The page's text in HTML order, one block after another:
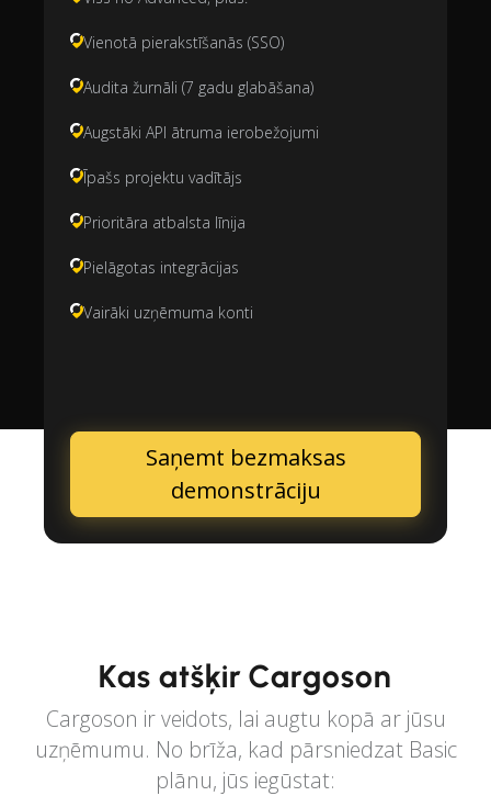
Vienotā pierakstīšanās (SSO)
Audita žurnāli (7 gadu glabāšana)
Augstāki API ātruma ierobežojumi
Īpašs projektu vadītājs
Prioritāra atbalsta līnija
Pielāgotas integrācijas
Vairāki uzņēmuma konti
Saņemt bezmaksas
demonstrāciju
Kas atšķir Cargoson
Cargoson ir veidots, lai augtu kopā ar jūsu
uzņēmumu. No brīža, kad pārsniedzat Basic
plānu, jūs iegūstat: